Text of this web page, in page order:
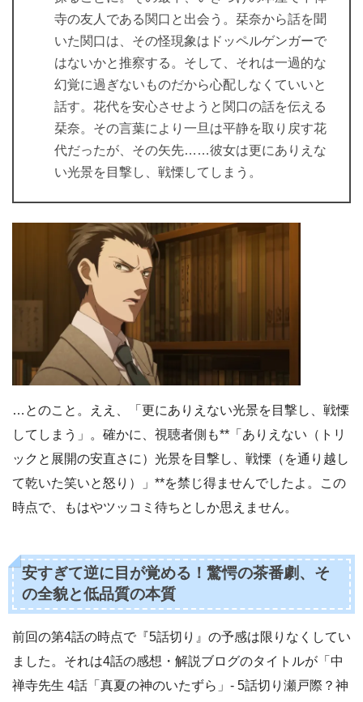
寺の友人である関口と出会う。栞奈から話を聞
いた関口は、その怪現象はドッペルゲンガーで
はないかと推察する。そして、それは一過的な
幻覚に過ぎないものだから心配しなくていいと
話す。花代を安心させようと関口の話を伝える
栞奈。その言葉により一旦は平静を取り戻す花
代だったが、その矢先……彼女は更にありえな
い光景を目撃し、戦慄してしまう。
…とのこと。ええ、「更にありえない光景を目撃し、戦慄
してしまう」。確かに、視聴者側も**「ありえない（トリ
ックと展開の安直さに）光景を目撃し、戦慄（を通り越し
て乾いた笑いと怒り）」**を禁じ得ませんでしたよ。この
時点で、もはやツッコミ待ちとしか思えません。
安すぎて逆に目が覚める！驚愕の茶番劇、そ
の全貌と低品質の本質
前回の第4話の時点で『5話切り』の予感は限りなくしてい
ました。それは4話の感想・解説ブログのタイトルが「中
禅寺先生 4話「真夏の神のいたずら」- 5話切り瀬戸際？神